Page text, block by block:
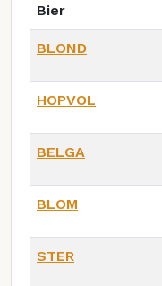
Bier
BLOND
HOPVOL
BELGA
BLOM
STER